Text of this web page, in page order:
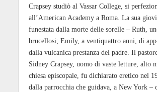
Crapsey studiò al Vassar College, si
all’American Academy a Roma. La sua
funestata dalla morte delle sorelle – Ruth,
brucellosi; Emily, a ventiquattro anni, di
dalla vulcanica prestanza del padre. Il
Sidney Crapsey, uomo di vaste letture, alto
chiesa episcopale, fu dichiarato eretico nel
dalla parrocchia che guidava, a New York –